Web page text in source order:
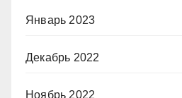
Январь 2023
Декабрь 2022
Ноябрь 2022